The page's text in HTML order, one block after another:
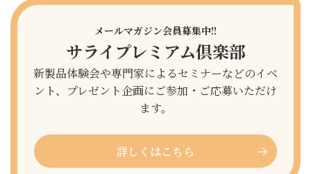
メールマガジン会員募集中!!
サライプレミアム倶楽部
新製品体験会や専門家によるセミナーなどのイベ
ント、プレゼント企画にご参加・ご応募いただけ
ます。
詳しくはこちら